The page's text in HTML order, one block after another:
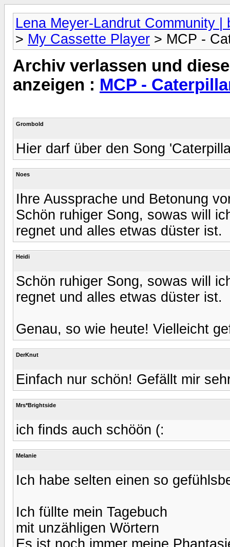
Lena Meyer-Landrut Community |
> My Cassette Player > MCP -
Archiv verlassen und
anzeigen : MCP -
Grombold
Hier darf über den Song
Noes
Ihre Aussprache und Betonung
Schön ruhiger Song, sowas will
regnet und alles etwas düster ist.
Heidi
Schön ruhiger Song, sowas will
regnet und alles etwas düster ist.
Genau, so wie heute! Vielleicht
DerKnut
Einfach nur schön! Gefällt mir
Mrs*Brightside
ich finds auch schöön (:
Melanie
Ich habe selten einen so
Ich füllte mein Tagebuch
mit unzähligen Wörtern
Es ist noch immer meine